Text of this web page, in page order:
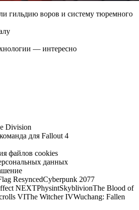
гильдию воров и систему тюремного
— интересно
Division
для Fallout 4
файлов cookies
данных
ResyncedCyberpunk 2077
NEXTPhysintSkyblivionThe Blood of
VIThe Witcher IVWuchang: Fallen